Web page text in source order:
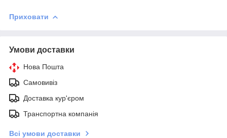
Приховати
Умови доставки
Нова Пошта
Самовивіз
Доставка кур'єром
Транспортна компанія
Всі умови доставки